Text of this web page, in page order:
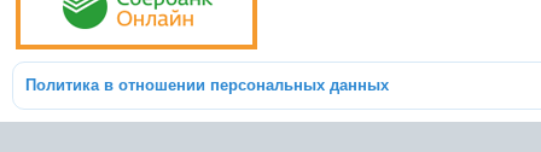
Политика в отношении персональных данных